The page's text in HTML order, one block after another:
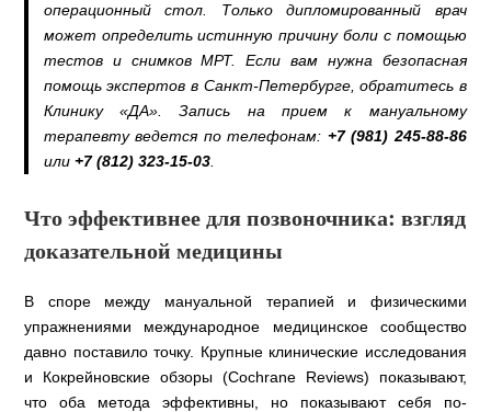
операционный стол. Только дипломированный врач
может определить истинную причину боли с помощью
тестов и снимков МРТ. Если вам нужна безопасная
помощь экспертов в Санкт-Петербурге, обратитесь в
Клинику «ДА». Запись на прием к мануальному
терапевту ведется по телефонам: +7 (981) 245-88-86
или +7 (812) 323-15-03.
Что эффективнее для позвоночника: взгляд
доказательной медицины
В споре между мануальной терапией и физическими
упражнениями международное медицинское сообщество
давно поставило точку. Крупные клинические исследования
и Кокрейновские обзоры (Cochrane Reviews) показывают,
что оба метода эффективны, но показывают себя по-